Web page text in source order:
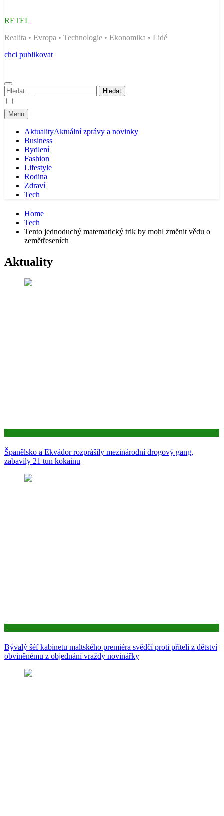
RETEL
Realita • Evropa • Technologie • Ekonomika • Lidé
chci publikovat
Vyhledávání
Menu
AktualityAktuální zprávy a novinky
Business
Bydlení
Fashion
Lifestyle
Rodina
Zdraví
Tech
Home
Tech
Tento jednoduchý matematický trik by mohl změnit vědu o
zemětřeseních
Aktuality
Španělsko a Ekvádor rozprášily mezinárodní drogový gang,
zabavily 21 tun kokainu
Bývalý šéf kabinetu maltského premiéra svědčí proti příteli z dětství
obviněnému z objednání vraždy novinářky